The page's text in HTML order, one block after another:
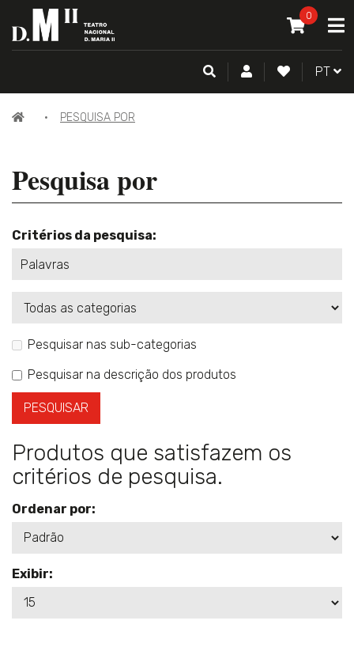
0
O MEU
ITEM(S) -
PESQUISACONTA DEFAZER
PT
PÁGINA PESQUISA POR
Pesquisa por
Critérios da pesquisa:
Categorias
Pesquisar nas sub-categorias
Pesquisar na descrição dos produtos
Produtos que satisfazem os
critérios de pesquisa.
Ordenar por:
Exibir: